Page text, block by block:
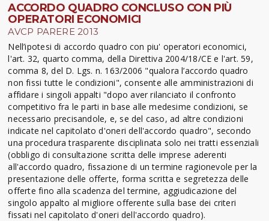
ACCORDO QUADRO CONCLUSO CON PIÙ
OPERATORI ECONOMICI
AVCP PARERE 2013
Nell’ipotesi di accordo quadro con piu' operatori economici,
l'art. 32, quarto comma, della Direttiva 2004/18/CE e l'art. 59,
comma 8, del D. Lgs. n. 163/2006 "qualora l’accordo quadro
non fissi tutte le condizioni", consente alle amministrazioni di
affidare i singoli appalti "dopo aver rilanciato il confronto
competitivo fra le parti in base alle medesime condizioni, se
necessario precisandole, e, se del caso, ad altre condizioni
indicate nel capitolato d'oneri dell'accordo quadro", secondo
una procedura trasparente disciplinata solo nei tratti essenziali
(obbligo di consultazione scritta delle imprese aderenti
all'accordo quadro, fissazione di un termine ragionevole per la
presentazione delle offerte, forma scritta e segretezza delle
offerte fino alla scadenza del termine, aggiudicazione del
singolo appalto al migliore offerente sulla base dei criteri
fissati nel capitolato d'oneri dell'accordo quadro).